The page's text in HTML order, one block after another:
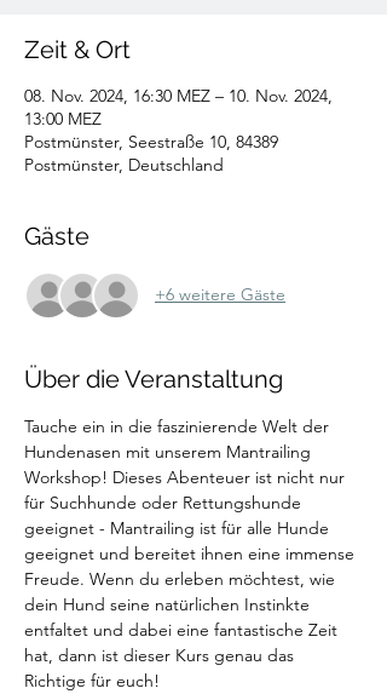
Zeit & Ort
08. Nov. 2024, 16:30 MEZ – 10. Nov. 2024,
13:00 MEZ
Postmünster, Seestraße 10, 84389
Postmünster, Deutschland
Gäste
+6 weitere Gäste
Über die Veranstaltung
Tauche ein in die faszinierende Welt der
Hundenasen mit unserem Mantrailing
Workshop! Dieses Abenteuer ist nicht nur
für Suchhunde oder Rettungshunde
geeignet - Mantrailing ist für alle Hunde
geeignet und bereitet ihnen eine immense
Freude. Wenn du erleben möchtest, wie
dein Hund seine natürlichen Instinkte
entfaltet und dabei eine fantastische Zeit
hat, dann ist dieser Kurs genau das
Richtige für euch!